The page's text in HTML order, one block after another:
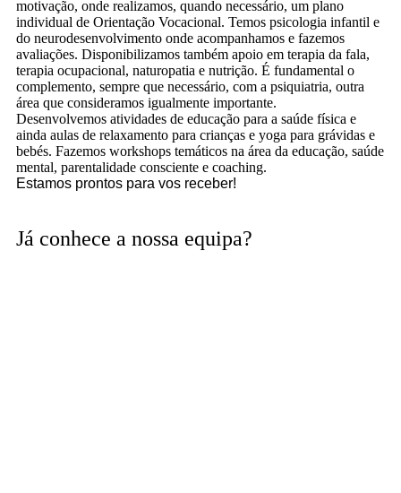
motivação, onde realizamos, quando necessário, um plano
individual de Orientação Vocacional. Temos psicologia infantil e
do neurodesenvolvimento onde acompanhamos e fazemos
avaliações. Disponibilizamos também apoio em terapia da fala,
terapia ocupacional, naturopatia e nutrição. É fundamental o
complemento, sempre que necessário, com a psiquiatria, outra
área que consideramos igualmente importante.
Desenvolvemos atividades de educação para a saúde física e
ainda aulas de relaxamento para crianças e yoga para grávidas e
bebés. Fazemos workshops temáticos na área da educação, saúde
mental, parentalidade consciente e coaching.
Estamos prontos para vos receber!
Já conhece a nossa equipa?